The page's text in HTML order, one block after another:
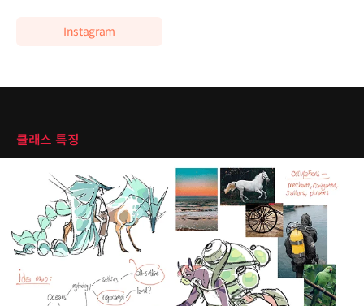
Instagram
클래스 특징